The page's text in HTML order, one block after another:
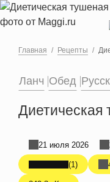
Перейти к основному
Главная Рецепты
Ланч Обед
Диетическая
(1)
21 июля 2026